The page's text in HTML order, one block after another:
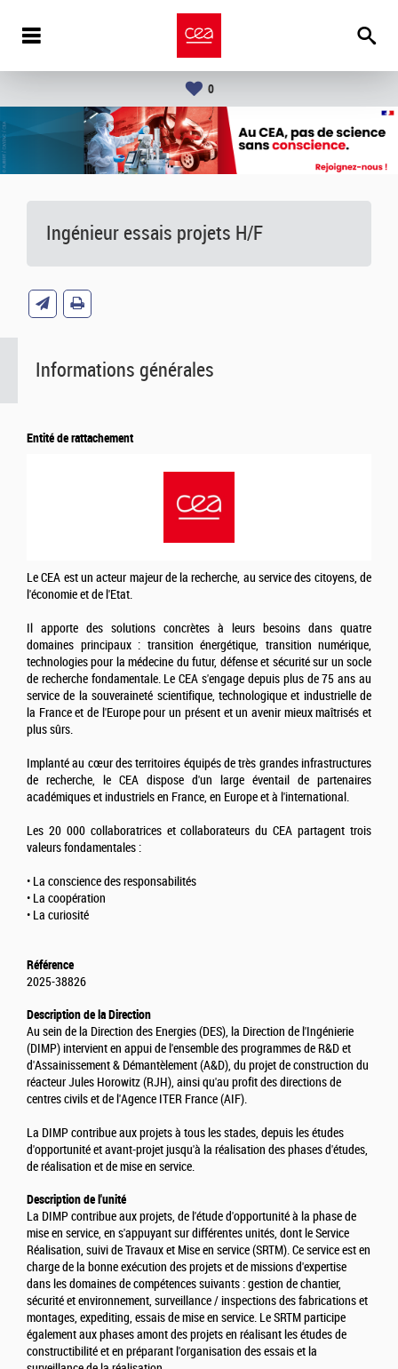
0
Ingénieur essais projets H/F
Informations générales
Entité de rattachement
Le CEA est un acteur majeur de la recherche, au service des citoyens, de
l'économie et de l'Etat.
Il apporte des solutions concrètes à leurs besoins dans quatre
domaines principaux : transition énergétique, transition numérique,
technologies pour la médecine du futur, défense et sécurité sur un socle
de recherche fondamentale. Le CEA s'engage depuis plus de 75 ans au
service de la souveraineté scientifique, technologique et industrielle de
la France et de l'Europe pour un présent et un avenir mieux maîtrisés et
plus sûrs.
Implanté au cœur des territoires équipés de très grandes infrastructures
de recherche, le CEA dispose d'un large éventail de partenaires
académiques et industriels en France, en Europe et à l'international.
Les 20 000 collaboratrices et collaborateurs du CEA partagent trois
valeurs fondamentales :
• La conscience des responsabilités
• La coopération
• La curiosité
Référence
2025-38826
Description de la Direction
Au sein de la Direction des Energies (DES), la Direction de l'Ingénierie
(DIMP) intervient en appui de l'ensemble des programmes de R&D et
d'Assainissement & Démantèlement (A&D), du projet de construction du
réacteur Jules Horowitz (RJH), ainsi qu'au profit des directions de
centres civils et de l'Agence ITER France (AIF).
La DIMP contribue aux projets à tous les stades, depuis les études
d'opportunité et avant-projet jusqu'à la réalisation des phases d'études,
de réalisation et de mise en service.
Description de l'unité
La DIMP contribue aux projets, de l'étude d'opportunité à la phase de
mise en service, en s'appuyant sur différentes unités, dont le Service
Réalisation, suivi de Travaux et Mise en service (SRTM). Ce service est en
charge de la bonne exécution des projets et de missions d'expertise
dans les domaines de compétences suivants : gestion de chantier,
sécurité et environnement, surveillance / inspections des fabrications et
montages, expediting, essais de mise en service. Le SRTM participe
également aux phases amont des projets en réalisant les études de
constructibilité et en préparant l'organisation des essais et la